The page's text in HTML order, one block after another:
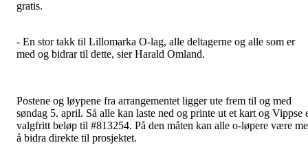
gratis.
- En stor takk til Lillomarka O-lag, alle deltagerne og alle som er
med og bidrar til dette, sier Harald Omland.
Postene og løypene fra arrangementet ligger ute frem til og med
søndag 5. april. Så alle kan laste ned og printe ut et kart og Vippse
valgfritt beløp til #813254. På den måten kan alle o-løpere være
å bidra direkte til prosjektet.